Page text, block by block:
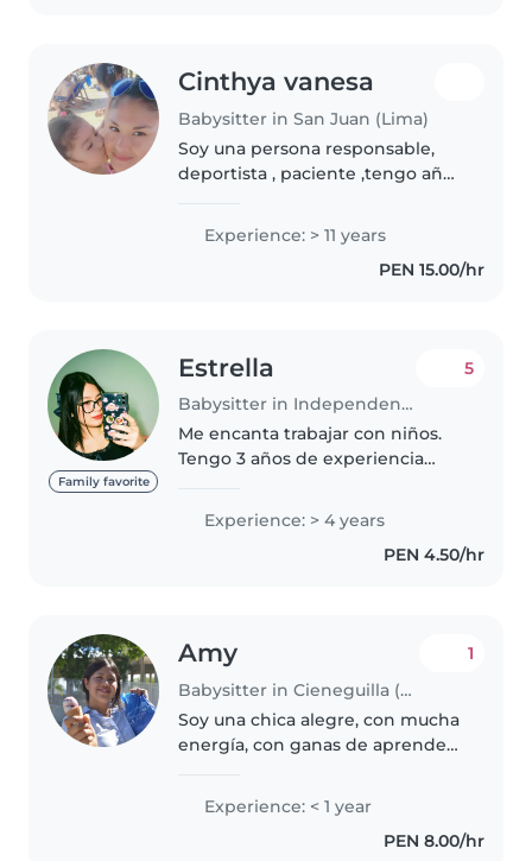
Cinthya vanesa
Babysitter in San Juan (Lima)
Soy una persona responsable,
deportista , paciente ,tengo años
edades . Me encanta leer
cuentos, dibujar y hacer
Experience: > 11 years
PEN 15.00/hr
Family favorite
Estrella
Babysitter in Independencia
5
Me encanta trabajar con niños.
Tengo 3 años de experiencia
bebés y niños pequeños. ¡Estoy
deseando cuidar de tus hijos!
Puedes ponerte en contacto
Experience: > 4 years
PEN 4.50/hr
Amy
Babysitter in Cieneguilla (Departamento de Lima)
1
Soy una chica alegre, con mucha
energía, con ganas de aprender
gustan los niños, y soy versátil en
las tareas de casa. Tengo 2 años
Experience: < 1 year
PEN 8.00/hr